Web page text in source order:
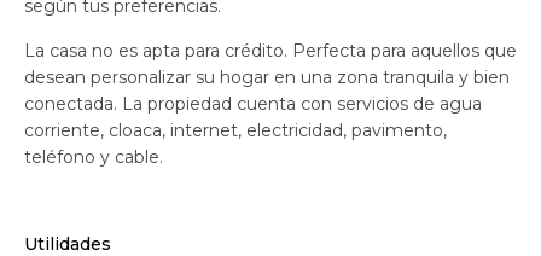
según tus preferencias.
La casa no es apta para crédito. Perfecta para aquellos que
desean personalizar su hogar en una zona tranquila y bien
conectada. La propiedad cuenta con servicios de agua
corriente, cloaca, internet, electricidad, pavimento,
teléfono y cable.
Utilidades